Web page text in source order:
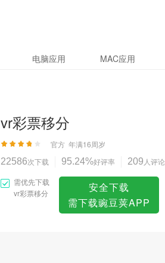
电脑应用 MAC应用
vr彩票移分
官方 年满16周岁
22586次下载 95.24%好评率 209 人评论
需优先下载
vr彩票移分
安全下载
需下载豌豆荚APP